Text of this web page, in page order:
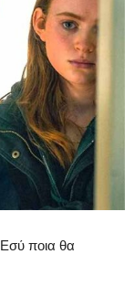
ποια θα